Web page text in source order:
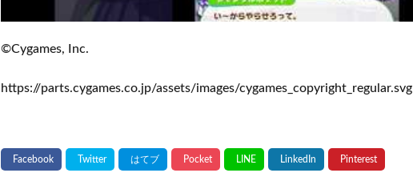
©Cygames, Inc.
https://parts.cygames.co.jp/assets/images/cygames_copyright_regular.svg